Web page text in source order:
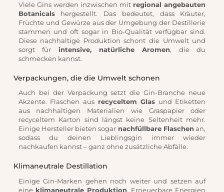
Viele Gins werden inzwischen mit regional angebauten
Botanicals
hergestellt. Das bedeutet, dass Kräuter,
Früchte und Gewürze aus der Umgebung der Destillerie
stammen und oft sogar in Bio-Qualität verfügbar sind.
Diese nachhaltige Produktion schont die Umwelt und
sorgt für
intensive, natürliche Aromen, die du
schmecken kannst.
Verpackungen, die die Umwelt schonen
Auch bei der Verpackung setzt die Gin-Branche neue
Akzente. Flaschen aus recyceltem Glas und Etiketten
aus nachhaltigen Materialien wie Graspapier oder
recyceltem Karton sind längst keine Seltenheit mehr.
Einige Hersteller bieten sogar nachfüllbare Flaschen an,
sodass du deinen Lieblingsgin immer wieder
nachkaufen kannst – ganz ohne zusätzliche Abfälle.
Klimaneutrale Destillation
Einige Gin-Marken gehen noch weiter und setzen auf
eine klimaneutrale Produktion. Erneuerbare Energien